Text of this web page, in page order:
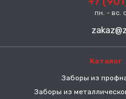
пн. - вс.
Каталог
Заборы из
Заборы из